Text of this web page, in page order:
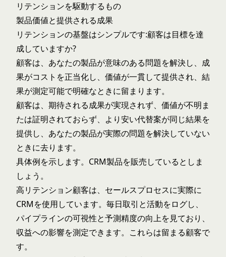
リテンションを駆動するもの
製品価値と提供される成果
リテンションの基盤はシンプルです:顧客は目標を達
成していますか?
顧客は、あなたの製品が意味のある問題を解決し、成
果がコストを正当化し、価値が一貫して提供され、結
果が測定可能で明確なときに留まります。
顧客は、期待される成果が実現されず、価値が不明ま
たは証明されておらず、より安い代替案が同じ結果を
提供し、あなたの製品が実際の問題を解決していない
ときに去ります。
具体例を示します。CRM製品を販売しているとしま
しょう。
高リテンション顧客は、セールスプロセスに実際に
CRMを使用しています。毎日取引と活動をログし、
パイプラインの可視性と予測精度の向上を見ており、
収益への影響を測定できます。これらは留まる顧客で
す。